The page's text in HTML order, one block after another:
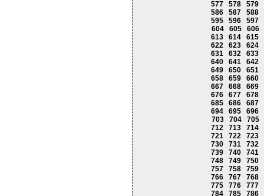
577
578
579
586
587
588
595
596
597
604
605
606
613
614
615
622
623
624
631
632
633
640
641
642
649
650
651
658
659
660
667
668
669
676
677
678
685
686
687
694
695
696
703
704
705
712
713
714
721
722
723
730
731
732
739
740
741
748
749
750
757
758
759
766
767
768
775
776
777
784
785
786